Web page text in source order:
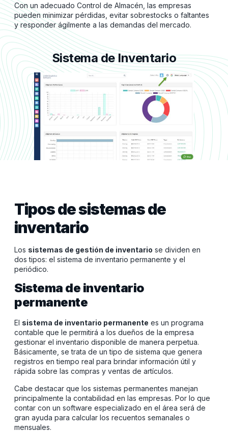
Con un adecuado Control de Almacén, las empresas
pueden minimizar pérdidas, evitar sobrestocks o faltantes
y responder ágilmente a las demandas del mercado.
Sistema de Inventario
Tipos de sistemas de
inventario
Los sistemas de gestión de inventario se dividen en
dos tipos: el sistema de inventario permanente y el
periódico.
Sistema de inventario
permanente
El sistema de inventario permanente es un programa
contable que le permitirá a los dueños de la empresa
gestionar el inventario disponible de manera perpetua.
Básicamente, se trata de un tipo de sistema que genera
registros en tiempo real para brindar información útil y
rápida sobre las compras y ventas de artículos.
Cabe destacar que los sistemas permanentes manejan
principalmente la contabilidad en las empresas. Por lo que
contar con un software especializado en el área será de
gran ayuda para calcular los recuentos semanales o
mensuales.